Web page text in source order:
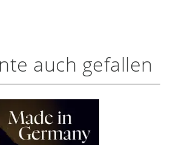
Caspar Ferdinand
Courette, 1709–1795)
Chédeville, 1705–1782)
Philipp Telemann, 1681–
auch gefallen